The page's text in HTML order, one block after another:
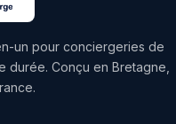
un pour conciergeries de
durée. Conçu en Bretagne,